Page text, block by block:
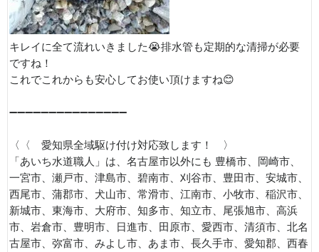
キレイに全て流れいきました😭排水管も定期的な清掃が必要
ですね！
これでこれからも安心してお使い頂けますね😊
➖➖➖➖➖➖➖➖➖➖➖➖➖➖➖
〈〈 愛知県全域駆け付け対応致します！ 〉
「あいち水道職人」は、名古屋市以外にも 豊橋市、岡崎市、
一宮市、瀬戸市、津島市、碧南市、刈谷市、豊田市、安城市、
西尾市、蒲郡市、犬山市、常滑市、江南市、小牧市、稲沢市、
新城市、東海市、大府市、知多市、知立市、尾張旭市、高浜
市、岩倉市、豊明市、日進市、田原市、愛西市、清須市、北名
古屋市、弥富市、みよし市、あま市、長久手市、愛知郡、西春